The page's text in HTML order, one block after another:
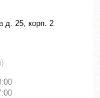
д. 25, корп. 2